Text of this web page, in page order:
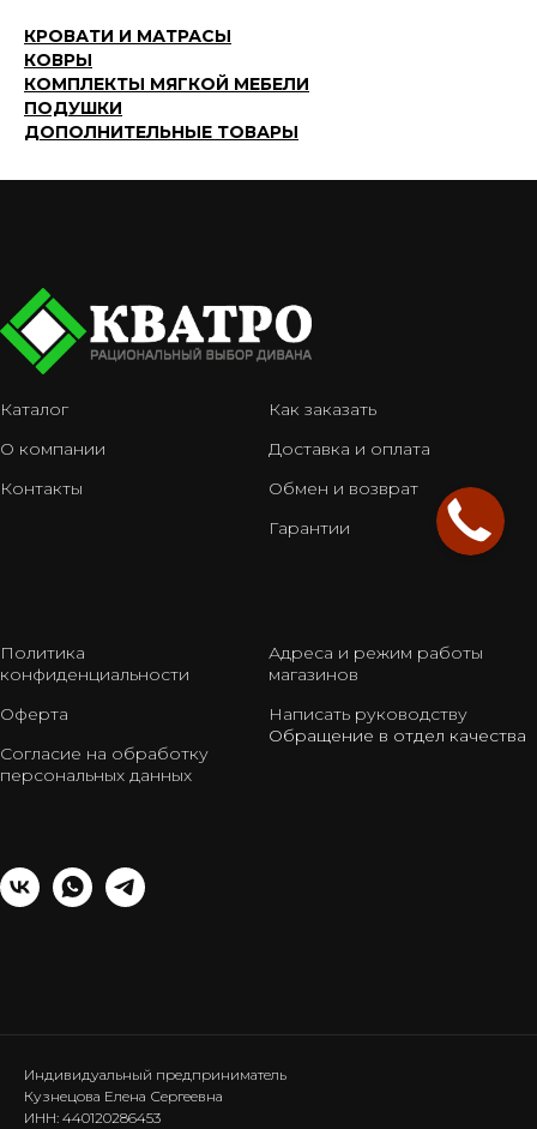
КРОВАТИ И МАТРАСЫ
КОВРЫ
КОМПЛЕКТЫ МЯГКОЙ МЕБЕЛИ
ПОДУШКИ
ДОПОЛНИТЕЛЬНЫЕ ТОВАРЫ
Каталог
О компании
Контакты
Как заказать
Доставка и оплата
Обмен и возврат
Гарантии
Политика
конфиденциальности
Оферта
Согласие на обработку
персональных данных
Адреса и режим работы
магазинов
Написать руководству
Обращение в отдел качества
Индивидуальный предприниматель
Кузнецова Елена Сергеевна
ИНН: 440120286453